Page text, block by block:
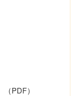
（PDF）